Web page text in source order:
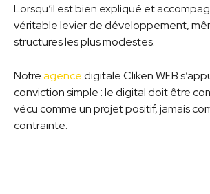
Lorsqu’il est bien expliqué et
véritable levier de développement,
structures les plus modestes.
Notreagencedigitale Cliken WEB
conviction simple : le digital doit être
vécu comme un projet positif, jamais
contrainte.